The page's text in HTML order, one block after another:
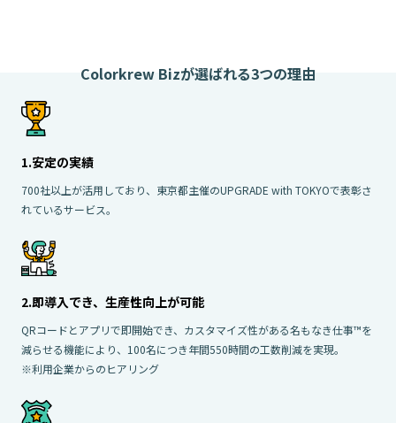
Colorkrew Bizが選ばれる3つの理由
1.安定の実績
700社以上が活用しており、東京都主催のUPGRADE with TOKYOで表彰さ
れているサービス。
2.即導入でき、生産性向上が可能
QRコードとアプリで即開始でき、カスタマイズ性がある名もなき仕事™を
減らせる機能により、100名につき年間550時間の工数削減を実現。
※利用企業からのヒアリング